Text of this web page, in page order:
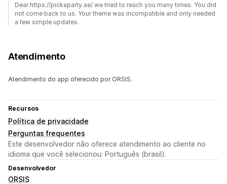
Dear https://pickaparty.ae/ we tried to reach you many times. You did
not come back to us. Your theme was incompatible and only needed
a few simple updates.
Atendimento
Atendimento do app oferecido por ORSIS.
Recursos
Política de privacidade
Perguntas frequentes
Este desenvolvedor não oferece atendimento ao cliente no
idioma que você selecionou: Português (brasil).
Desenvolvedor
ORSIS